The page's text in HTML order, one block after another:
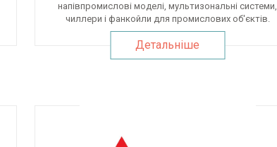
напівпромислові моделі, мультизональні системи,
чиллери і фанкойли для промислових об'єктів.
Детальніше